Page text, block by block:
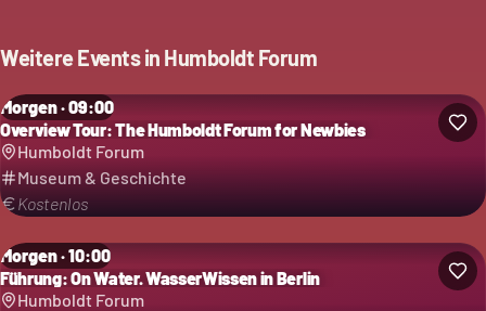
Weitere Events in Humboldt Forum
Morgen · 09:00
Overview Tour: The Humboldt Forum for Newbies
Humboldt Forum
Museum & Geschichte
Kostenlos
Morgen · 10:00
Führung: On Water. WasserWissen in Berlin
Humboldt Forum